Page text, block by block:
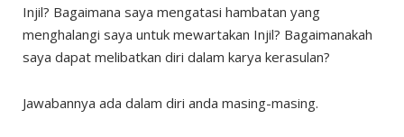
Injil? Bagaimana saya mengatasi hambatan yang
menghalangi saya untuk mewartakan Injil? Bagaimanakah
saya dapat melibatkan diri dalam karya kerasulan?
Jawabannya ada dalam diri anda masing-masing.